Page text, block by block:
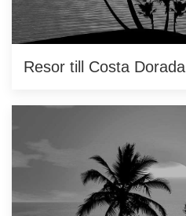
Resor till Costa Dorada